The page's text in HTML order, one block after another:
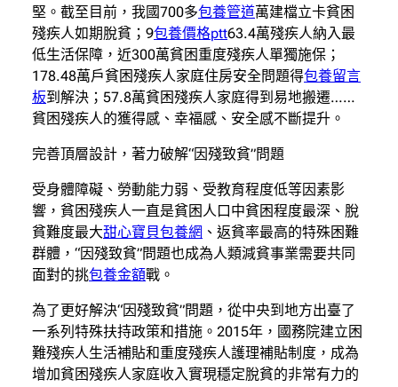
堅。截至目前，我國700多包養管道萬建檔立卡貧困
殘疾人如期脫貧；9包養價格ptt63.4萬殘疾人納入最
低生活保障，近300萬貧困重度殘疾人單獨施保；
178.48萬戶貧困殘疾人家庭住房安全問題得包養留言
板到解決；57.8萬貧困殘疾人家庭得到易地搬遷……
貧困殘疾人的獲得感、幸福感、安全感不斷提升。
完善頂層設計，著力破解“因殘致貧”問題
受身體障礙、勞動能力弱、受教育程度低等因素影
響，貧困殘疾人一直是貧困人口中貧困程度最深、脫
貧難度最大甜心寶貝包養網 、返貧率最高的特殊困難
群體，“因殘致貧”問題也成為人類減貧事業需要共同
面對的挑包養金額戰。
為了更好解決“因殘致貧”問題，從中央到地方出臺了
一系列特殊扶持政策和措施。2015年，國務院建立困
難殘疾人生活補貼和重度殘疾人護理補貼制度，成為
增加貧困殘疾人家庭收入實現穩定脫貧的非常有力的